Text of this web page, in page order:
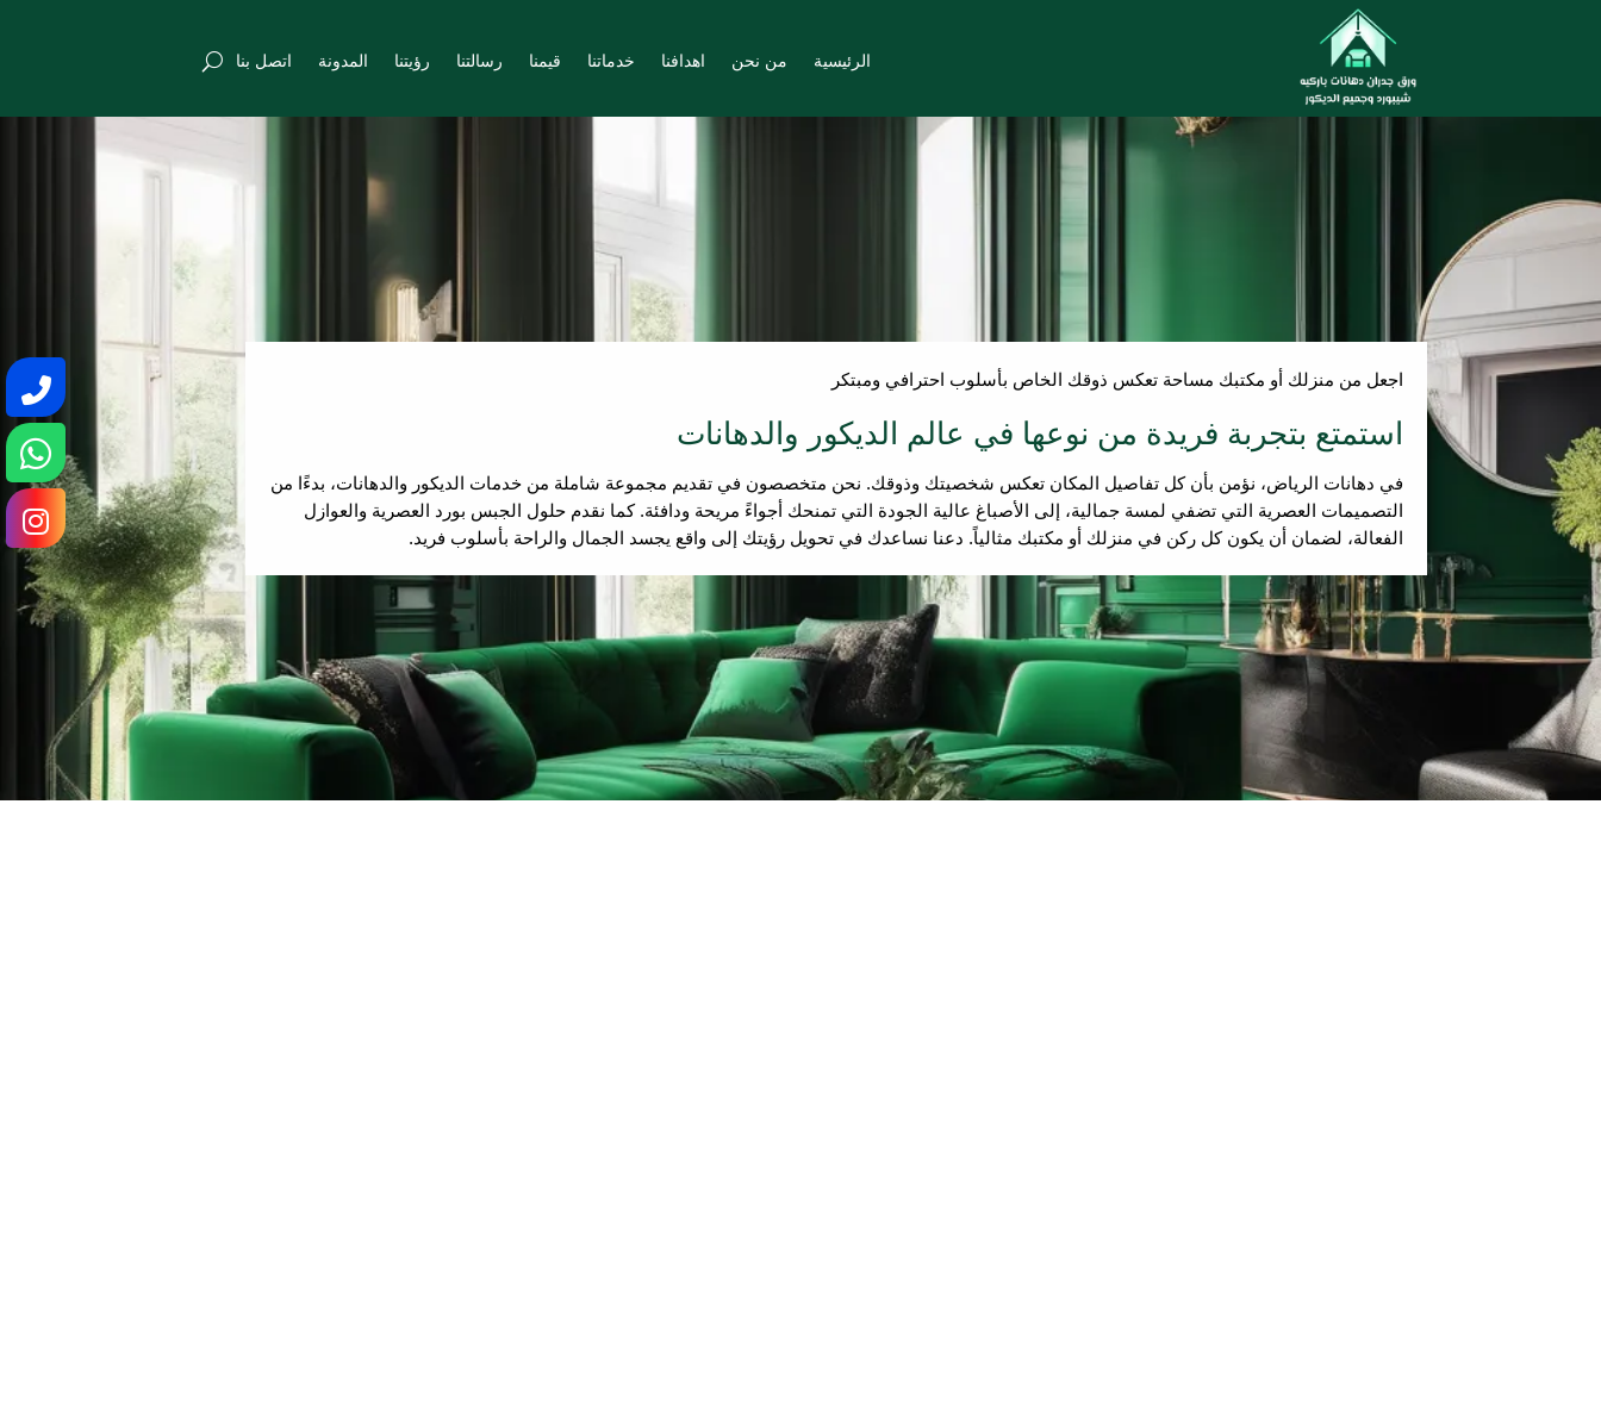
الرئيسية من نحن اهدافنا خدماتنا قيمنا رسالتنا رؤيتنا المدونة اتصل بنا
اجعل من منزلك أو مكتبك مساحة تعكس ذوقك الخاص بأسلوب احترافي ومبتكر
استمتع بتجربة فريدة من نوعها في عالم الديكور والدهانات
في دهانات الرياض، نؤمن بأن كل تفاصيل المكان تعكس شخصيتك وذوقك. نحن متخصصون في تقديم مجموعة شاملة من خدمات الديكور والدهانات، بدءًا من
التصميمات العصرية التي تضفي لمسة جمالية، إلى الأصباغ عالية الجودة التي تمنحك أجواءً مريحة ودافئة. كما نقدم حلول الجبس بورد العصرية والعوازل
الفعالة، لضمان أن يكون كل ركن في منزلك أو مكتبك مثالياً. دعنا نساعدك في تحويل رؤيتك إلى واقع يجسد الجمال والراحة بأسلوب فريد.